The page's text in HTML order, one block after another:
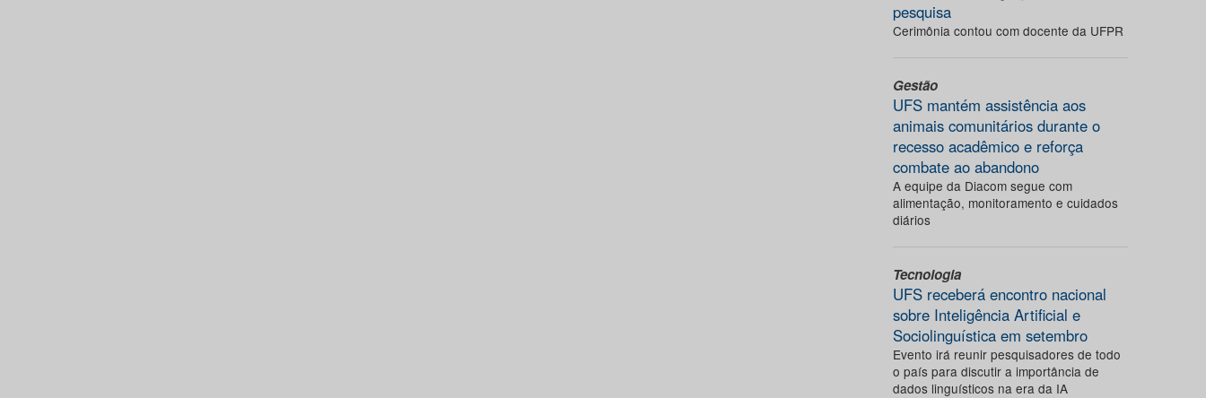
pesquisa
Cerimônia contou com docente da UFPR
Gestão
UFS mantém assistência aos
animais comunitários durante o
recesso acadêmico e reforça
combate ao abandono
A equipe da Diacom segue com
alimentação, monitoramento e cuidados
diários
Tecnologia
UFS receberá encontro nacional
sobre Inteligência Artificial e
Sociolinguística em setembro
Evento irá reunir pesquisadores de todo
o país para discutir a importância de
dados linguísticos na era da IA